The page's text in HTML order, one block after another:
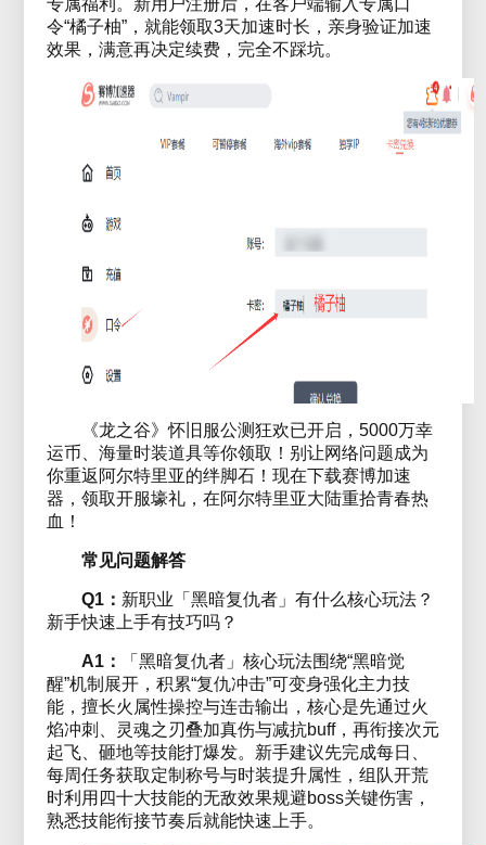
专属福利。新用户注册后，在客户端输入专属口
令“橘子柚”，就能领取3天加速时长，亲身验证加速
效果，满意再决定续费，完全不踩坑。
《龙之谷》怀旧服公测狂欢已开启，5000万幸
运币、海量时装道具等你领取！别让网络问题成为
你重返阿尔特里亚的绊脚石！现在下载赛博加速
器，领取开服壕礼，在阿尔特里亚大陆重拾青春热
血！
常见问题解答
Q1： 新职业「黑暗复仇者」有什么核心玩法？
新手快速上手有技巧吗？
A1：
「黑暗复仇者」核心玩法围绕“黑暗觉
醒”机制展开，积累“复仇冲击”可变身强化主力技
能，擅长火属性操控与连击输出，核心是先通过火
焰冲刺、灵魂之刃叠加真伤与减抗buff，再衔接次元
起飞、砸地等技能打爆发。新手建议先完成每日、
每周任务获取定制称号与时装提升属性，组队开荒
时利用四十大技能的无敌效果规避boss关键伤害，
熟悉技能衔接节奏后就能快速上手。